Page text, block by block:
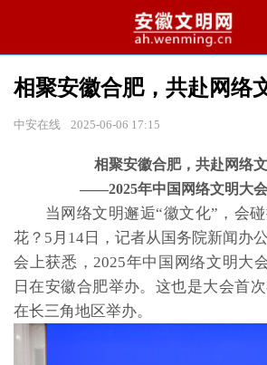
相聚安徽合肥，共赴网络
中安在线 2025-06-06 17:15
相聚安徽合肥，共赴网络
——2025年中国网络文明大
当网络文明邂逅“徽文化”，会碰
花？5月14日，记者从国务院新闻办
会上获悉，2025年中国网络文明大
日在安徽合肥举办。这也是大会首
在长三角地区举办。